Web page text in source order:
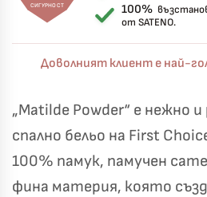
СИГУРНОСТ 100%
от SATENO.
Доволният клиент е най-
„Matilde Powder“ е нежно
спално бельо на First
100% памук, памучен
фина материя, която